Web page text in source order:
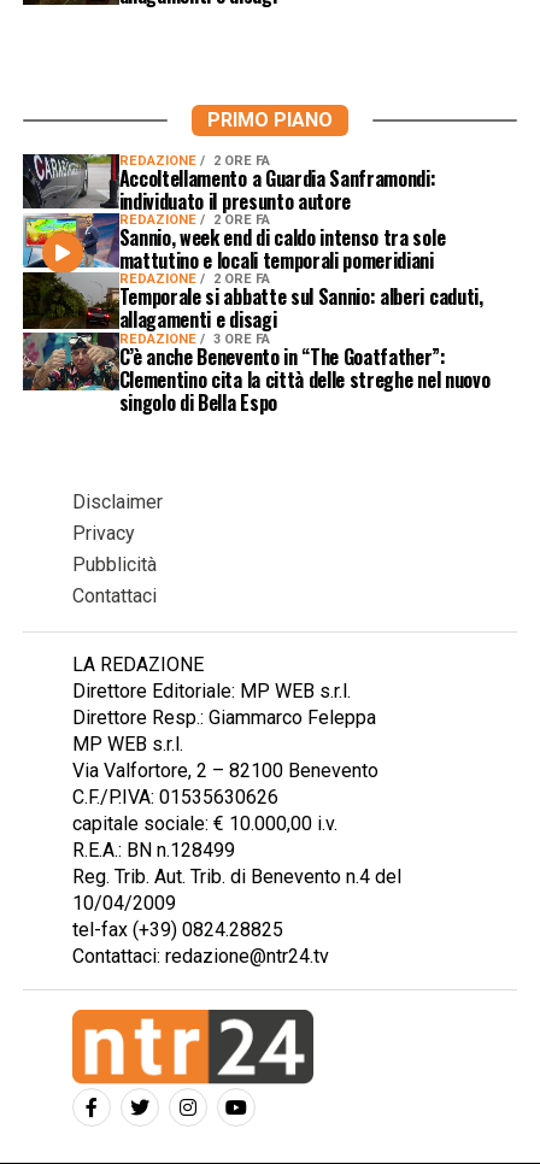
PRIMO PIANO
REDAZIONE 2 ORE FA
Accoltellamento a Guardia Sanframondi:
individuato il presunto autore
REDAZIONE 2 ORE FA
Sannio, week end di caldo intenso tra sole
mattutino e locali temporali pomeridiani
REDAZIONE 2 ORE FA
Temporale si abbatte sul Sannio: alberi caduti,
allagamenti e disagi
REDAZIONE 3 ORE FA
C’è anche Benevento in “The Goatfather”:
Clementino cita la città delle streghe nel nuovo
singolo di Bella Espo
Disclaimer
Privacy
Pubblicità
Contattaci
LA REDAZIONE
Direttore Editoriale: MP WEB s.r.l.
Direttore Resp.: Giammarco Feleppa
MP WEB s.r.l.
Via Valfortore, 2 – 82100 Benevento
C.F./P.IVA: 01535630626
capitale sociale: € 10.000,00 i.v.
R.E.A.: BN n.128499
Reg. Trib. Aut. Trib. di Benevento n.4 del
10/04/2009
tel-fax (+39) 0824.28825
Contattaci: redazione@ntr24.tv